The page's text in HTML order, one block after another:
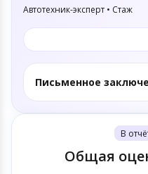
Автотехник-эксперт • Стаж
Письменное
В
Общая